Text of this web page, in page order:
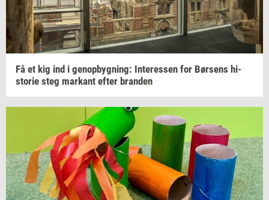
Få et kig ind i genop­byg­ning: In­ter­es­sen for Bør­sens hi­
sto­rie steg mar­kant efter bran­den